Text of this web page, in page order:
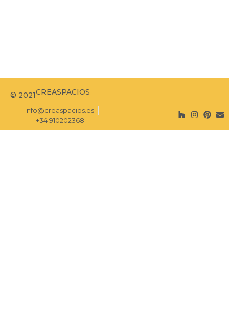
© 2021CREASPACIOS
info@creaspacios.es
+34 910202368